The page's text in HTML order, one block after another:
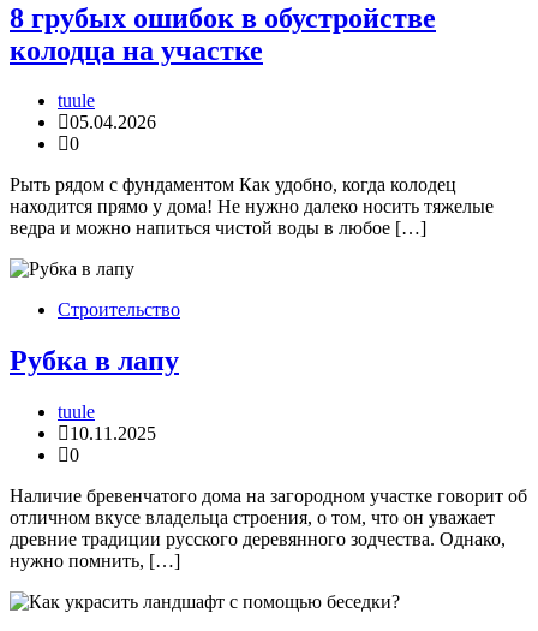
8 грубых ошибок в обустройстве
колодца на участке
tuule
05.04.2026
0
Рыть рядом с фундаментом Как удобно, когда колодец
находится прямо у дома! Не нужно далеко носить тяжелые
ведра и можно напиться чистой воды в любое […]
Строительство
Рубка в лапу
tuule
10.11.2025
0
Наличие бревенчатого дома на загородном участке говорит об
отличном вкусе владельца строения, о том, что он уважает
древние традиции русского деревянного зодчества. Однако,
нужно помнить, […]